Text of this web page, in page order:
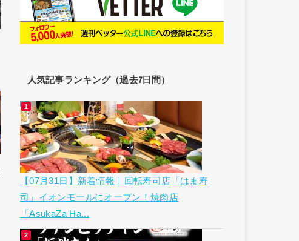
人気記事ランキング（過去7日間）
【07月31日】新着情報｜回転寿司店「はま寿
司」イオンモールにオープン！焼肉店
「AsukaZa Ha...